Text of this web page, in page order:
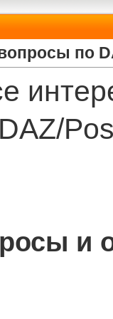
по
DAZ/
и